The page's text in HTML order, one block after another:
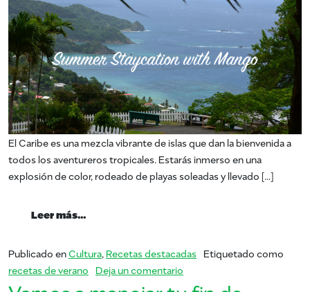
El Caribe es una mezcla vibrante de islas que dan la bienvenida a
todos los aventureros tropicales. Estarás inmerso en una
explosión de color, rodeado de playas soleadas y llevado […]
Leer más…
Publicado enCultura, Recetas destacadas Etiquetado como
recetas de verano Deja un comentario